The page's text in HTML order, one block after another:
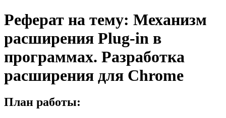
Реферат на тему: Механизм
расширения Plug-in в
программах. Разработка
расширения для Chrome
План работы: